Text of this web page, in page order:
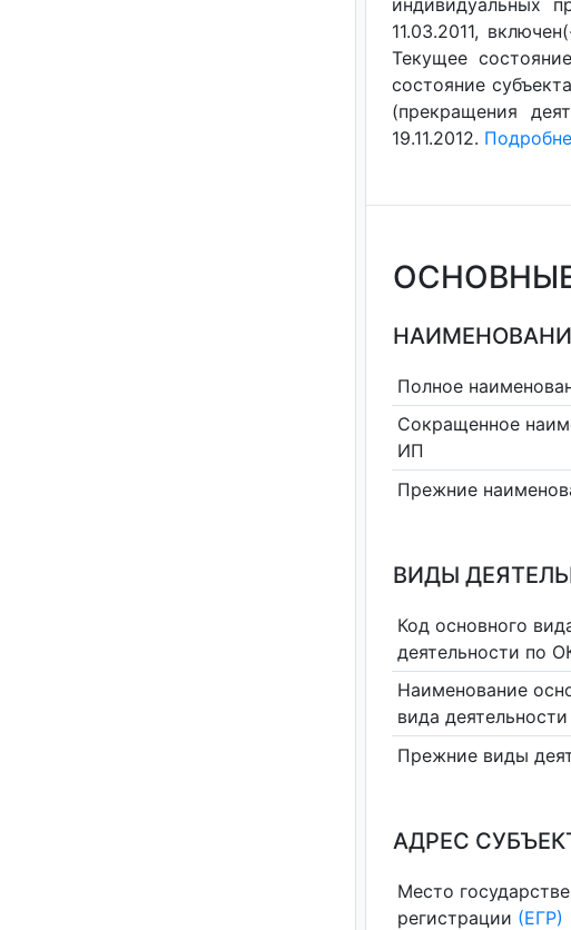
индивидуальных
11.03.2011,
Текущее
состояние
(прекращения
19.11.2012.
Полное
Сокращенное
ИП
Прежние
ВИДЫ
Код основного
деятельности по
Наименование
вида
Прежние виды
АДРЕС
Место
регистрации (ЕГР)